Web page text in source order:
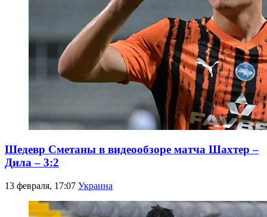
Шедевр Сметаны в видеообзоре матча Шахтер –
Дила – 3:2
13 февраля, 17:07 Украина